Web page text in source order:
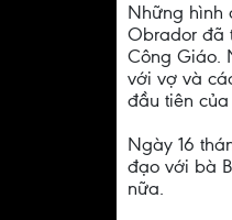
Những hình
Obrador đã
Công Giáo.
với vợ và
đầu tiên
Ngày 16
đạo với bà
nữa.